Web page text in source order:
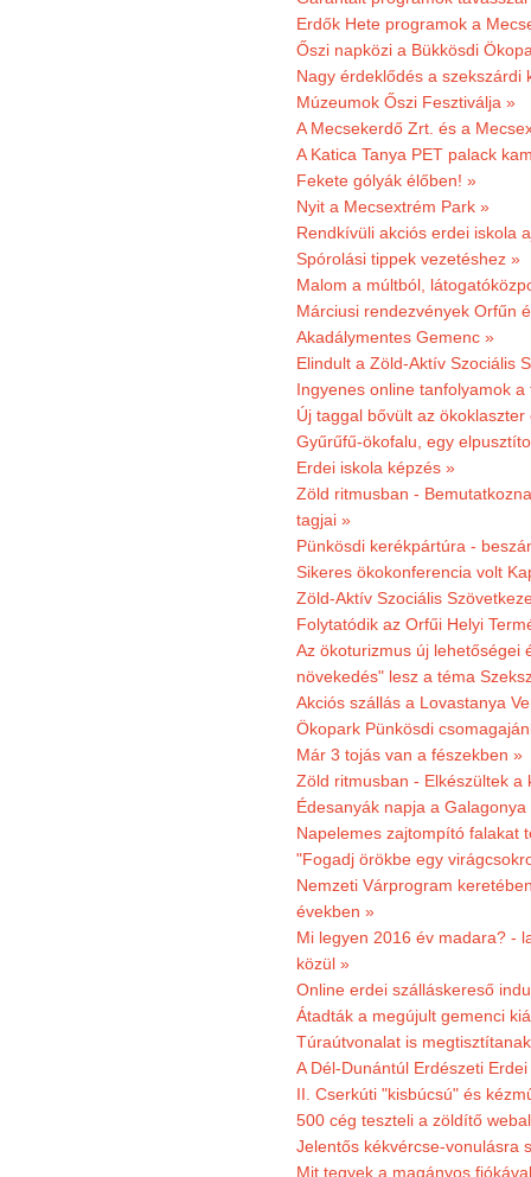
Erdők Hete programok a
Őszi napközi a Bükkösdi
Nagy érdeklődés a szekszárdi
Múzeumok Őszi Fesztiválja »
A Mecsekerdő Zrt. és a
A Katica Tanya PET palack
Fekete gólyák élőben! »
Nyit a Mecsextrém Park »
Rendkívüli akciós erdei iskola
Spórolási tippek vezetéshez »
Malom a múltból,
Márciusi rendezvények Orfűn
Akadálymentes Gemenc »
Elindult a Zöld-Aktív Szociális
Ingyenes online tanfolyamok
Új taggal bővült az ökoklaszter
Gyűrűfű-ökofalu, egy
Erdei iskola képzés »
Zöld ritmusban -
tagjai »
Pünkösdi kerékpártúra -
Sikeres ökokonferencia volt
Zöld-Aktív Szociális
Folytatódik az Orfűi Helyi
Az ökoturizmus új lehetőségei
növekedés" lesz a téma
Akciós szállás a Lovastanya
Ökopark Pünkösdi
Már 3 tojás van a fészekben »
Zöld ritmusban - Elkészültek
Édesanyák napja a
Napelemes zajtompító falakat
"Fogadj örökbe egy
Nemzeti Várprogram
években »
Mi legyen 2016 év madara? -
közül »
Online erdei szálláskereső
Átadták a megújult gemenci
Túraútvonalat is
A Dél-Dunántúl Erdészeti
II. Cserkúti "kisbúcsú" és
500 cég teszteli a zöldítő
Jelentős kékvércse-vonulásra
Mit tegyek a magányos